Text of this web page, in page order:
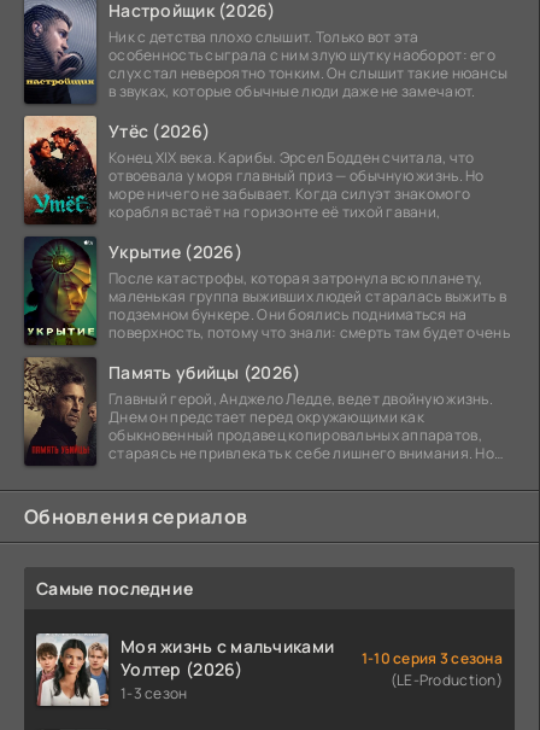
Настройщик (2026)
Ник с детства плохо слышит. Только вот эта
особенность сыграла с ним злую шутку наоборот: его
слух стал невероятно тонким. Он слышит такие нюансы
в звуках, которые обычные люди даже не замечают.
Утёс (2026)
Конец XIX века. Карибы. Эрсел Бодден считала, что
отвоевала у моря главный приз — обычную жизнь. Но
море ничего не забывает. Когда силуэт знакомого
корабля встаёт на горизонте её тихой гавани,
Укрытие (2026)
После катастрофы, которая затронула всю планету,
маленькая группа выживших людей старалась выжить в
подземном бункере. Они боялись подниматься на
поверхность, потому что знали: смерть там будет очень
Память убийцы (2026)
Главный герой, Анджело Ледде, ведет двойную жизнь.
Днем он предстает перед окружающими как
обыкновенный продавец копировальных аппаратов,
стараясь не привлекать к себе лишнего внимания. Но
Обновления сериалов
Самые последние
Моя жизнь с мальчиками
Уолтер (2026)
1-3 сезон
1-10 серия 3 сезона
(LE-Production)